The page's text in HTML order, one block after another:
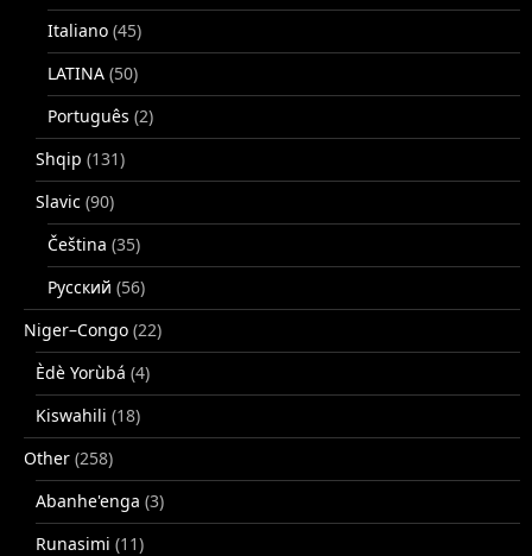
Italiano (45)
LATINA (50)
Português (2)
Shqip (131)
Slavic (90)
Čeština (35)
Русский (56)
Niger–Congo (22)
Èdè Yorùbá (4)
Kiswahili (18)
Other (258)
Abanhe'enga (3)
Runasimi (11)